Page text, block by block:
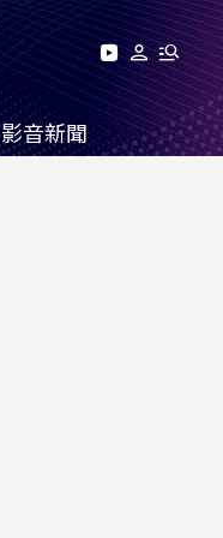
影音新聞